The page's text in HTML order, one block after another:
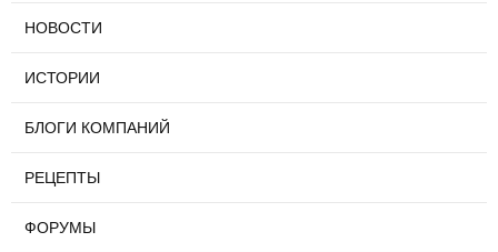
НОВОСТИ
ИСТОРИИ
БЛОГИ КОМПАНИЙ
РЕЦЕПТЫ
ФОРУМЫ